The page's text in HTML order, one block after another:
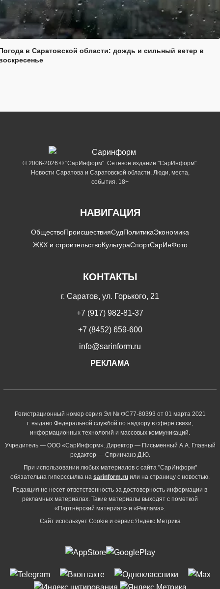
в Саратовской области: дождь и сильный ветер в
© 2006-2026 © "СарИнформ". Сетевое издание "СарИнформ".
Новости Саратова и Саратовской области. Люди, места,
события. 18+
НАВИГАЦИЯ
ОбществоПроисшествияСудПолитикаЭкономика
ЖКХ и строительствоКультураСпортСарИнФото
КОНТАКТЫ
г. Саратов, ул. Горького, 21
+7 (917) 982-81-37
+7 (8452) 659-600
info@sarinform.ru
РЕКЛАМА
Регистрационный номер серия Эл № ФС77-80393 от 01 марта 2021
г. выдано Федеральной службой по надзору в сфере связи,
информационных технологий и массовых коммуникаций.
Учредитель — ООО «СарИнформ». Директор — Письменный А.А. Главный
редактор — Спринчанэ Д.Ю.
При использовании любых материалов с сайта "СарИнформ"
обязательна гиперссылка на sarinform.ru или на страницу с новостью.
Редакция не несет ответственность за достоверность информации в
рекламных материалах. Такие материалы выходят с пометкой
«Партнёрский материал» и «Реклама».
Сайт использует Cookie и сервиc Яндекс.Метрика